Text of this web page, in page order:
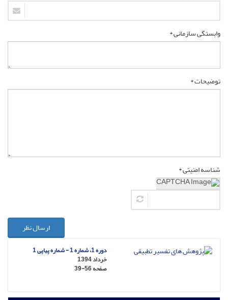
وابستگی سازمانی *
توضیحات *
شناسه امنیتی *
ارسال نظر
دوره 1، شماره 1 - شماره پیاپی 1
خرداد 1394
صفحه39-56